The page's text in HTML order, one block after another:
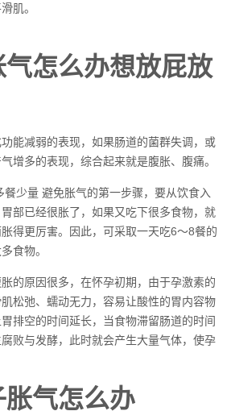
肌。
怎么办想放屁放
能减弱的表现，如果肠道的菌群失调，或
增多的表现，综合起来就是腹胀、腹痛。
少量 避免胀气的第一步骤，要从饮食入
部已经很胀了，如果又吃下很多食物，就
得更厉害。因此，可采取一天吃6～8餐的
食物。
的原因很多，在怀孕初期，由于孕激素的
松弛、蠕动无力，容易让酸性的胃内容物
排空的时间延长，当食物滞留肠道的时间
败与发酵，此时就会产生大量气体，使孕
气怎么办